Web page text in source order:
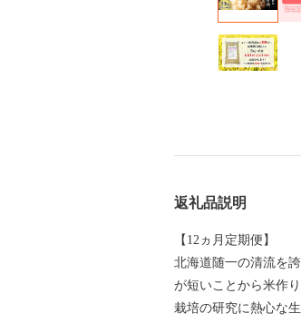
返礼品説明
【12ヵ月定期便】
北海道随一の清流を
が短いことから米作
栽培の研究に熱心な